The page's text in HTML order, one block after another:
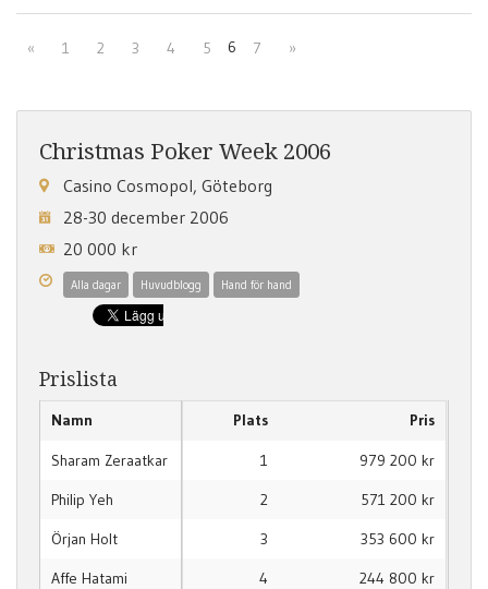
« 1 2 3 4 5 6 7 »
Christmas Poker Week 2006
Casino Cosmopol, Göteborg
28-30 december 2006
20 000 kr
Alla dagar Huvudblogg Hand för hand
Prislista
Plats Pris
1
979 200 kr
2
571 200 kr
3
353 600 kr
4
244 800 kr
Namn
Sharam Zeraatkar
Philip Yeh
Örjan Holt
Affe Hatami